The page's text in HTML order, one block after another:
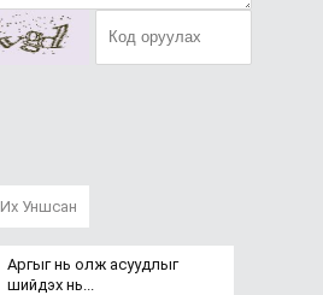
Их Уншсан
Аргыг нь олж асуудлыг
шийдэх нь...